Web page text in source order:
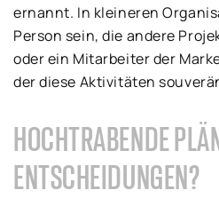
ernannt. In kleineren
Person sein, die andere
oder ein Mitarbeiter der
der diese Aktivitäten
HOCHTRABENDE
ENTSCHEIDUNGEN?